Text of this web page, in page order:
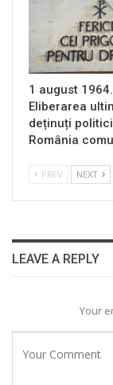
1 august 1964.
Eliberarea
deținuți
România
PREV NEXT
LEAVE A REPLY
Your